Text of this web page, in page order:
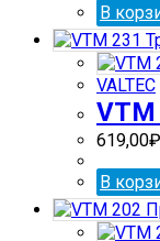
В
VALTEC
VTM
619,00₽
В